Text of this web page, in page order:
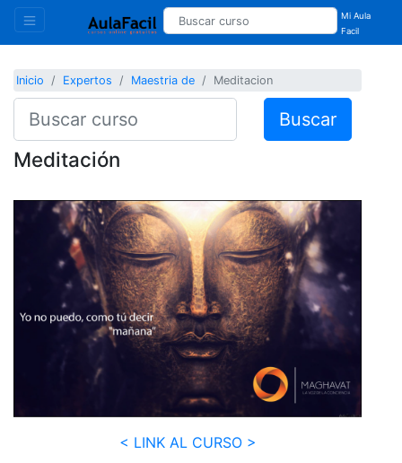
Mi Aula
Facil
Inicio Expertos Maestria de Meditacion
Buscar
Meditación
< LINK AL CURSO >